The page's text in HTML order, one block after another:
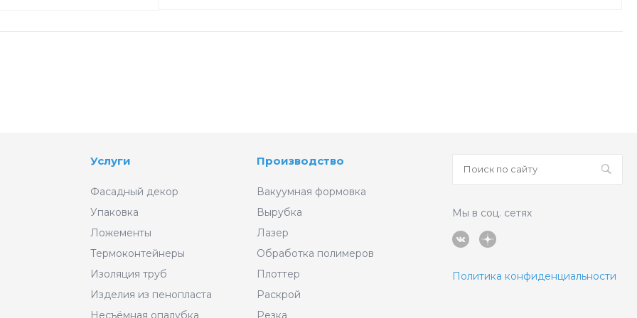
Услуги
Фасадный декор
Упаковка
Ложементы
Термоконтейнеры
Изоляция труб
Изделия из пенопласта
Несъёмная опалубка
Производство
Вакуумная формовка
Вырубка
Лазер
Обработка полимеров
Плоттер
Раскрой
Резка
Мы в соц. сетях
Политика конфиденциальности